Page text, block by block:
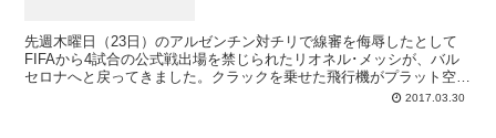
先週木曜日（23日）のアルゼンチン対チリで線審を侮辱したとして
FIFAから4試合の公式戦出場を禁じられたリオネル･メッシが、バル
セロナへと戻ってきました。クラックを乗せた飛行機がプラット空港
へと到着したのは夜の10時頃。彼の乗るタクシーの前には大勢の報
2017.03.30